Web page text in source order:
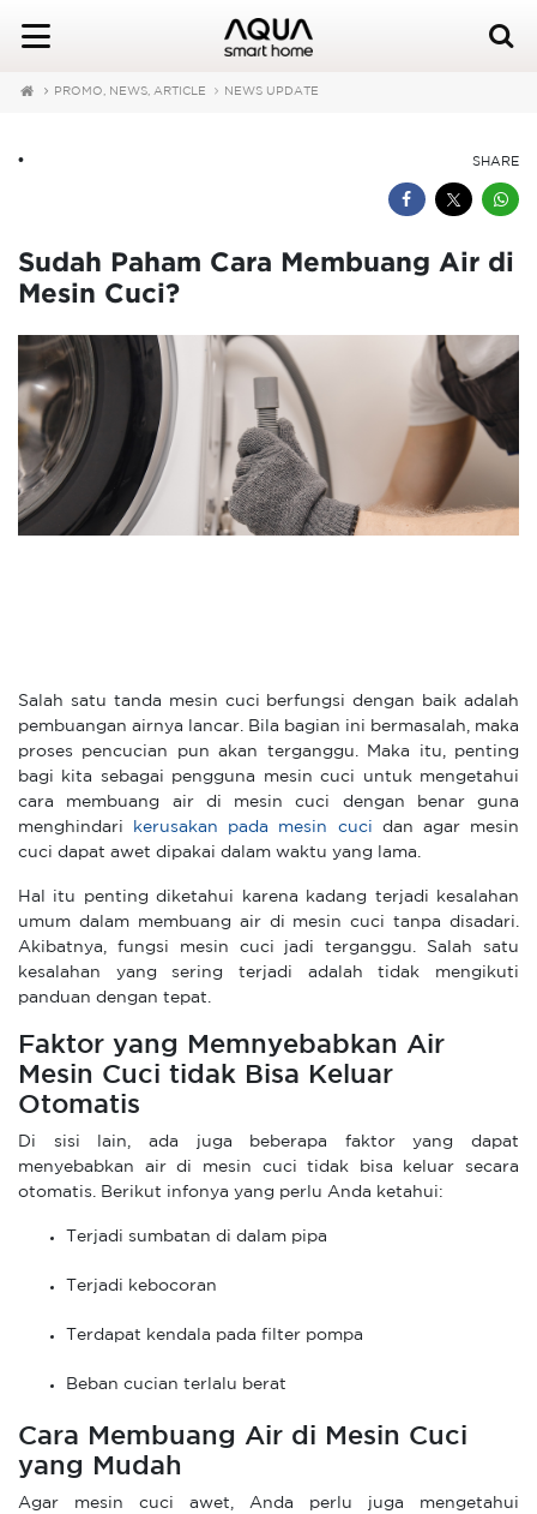
PROMO, NEWS, ARTICLE NEWS UPDATE
SHARE
•
Sudah Paham Cara Membuang Air di
Mesin Cuci?
Salah satu tanda mesin cuci berfungsi dengan baik adalah
pembuangan airnya lancar. Bila bagian ini bermasalah, maka
proses pencucian pun akan terganggu. Maka itu, penting
bagi kita sebagai pengguna mesin cuci untuk mengetahui
cara membuang air di mesin cuci dengan benar guna
menghindari
kerusakan pada mesin cuci dan agar mesin
cuci dapat awet dipakai dalam waktu yang lama.
Hal itu penting diketahui karena kadang terjadi kesalahan
umum dalam membuang air di mesin cuci tanpa disadari.
Akibatnya, fungsi mesin cuci jadi terganggu. Salah satu
kesalahan yang sering terjadi adalah tidak mengikuti
panduan dengan tepat.
Faktor yang Memnyebabkan Air
Mesin Cuci tidak Bisa Keluar
Otomatis
Di sisi lain, ada juga beberapa faktor yang dapat
menyebabkan air di mesin cuci tidak bisa keluar secara
otomatis. Berikut infonya yang perlu Anda ketahui:
Terjadi sumbatan di dalam pipa
Terjadi kebocoran
Terdapat kendala pada filter pompa
Beban cucian terlalu berat
Cara Membuang Air di Mesin Cuci
yang Mudah
Agar mesin cuci awet, Anda perlu juga mengetahui